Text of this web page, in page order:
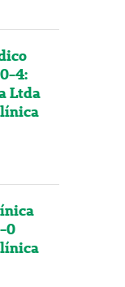
4:
Ltda
0